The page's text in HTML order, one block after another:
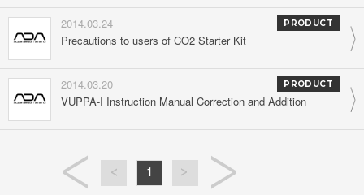
2014.03.24 PRODUCT
Precautions to users of CO2 Starter Kit
2014.03.20 PRODUCT
VUPPA-I Instruction Manual Correction and Addition
1